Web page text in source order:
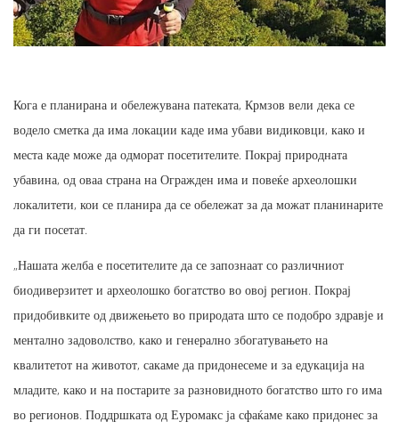
Кога е планирана и обележувана патеката, Крмзов вели дека се
водело сметка да има локации каде има убави видиковци, како и
места каде може да одморат посетителите. Покрај природната
убавина, од оваа страна на Огражден има и повеќе археолошки
локалитети, кои се планира да се обележат за да можат планинарите
да ги посетат.
„Нашата желба е посетителите да се запознаат со различниот
биодиверзитет и археолошко богатство во овој регион. Покрај
придобивките од движењето во природата што се подобро здравје и
ментално задоволство, како и генерално збогатувањето на
квалитетот на животот, сакаме да придонесеме и за едукација на
младите, како и на постарите за разновидното богатство што го има
во регионов. Поддршката од Еуромакс ја сфаќаме како придонес за